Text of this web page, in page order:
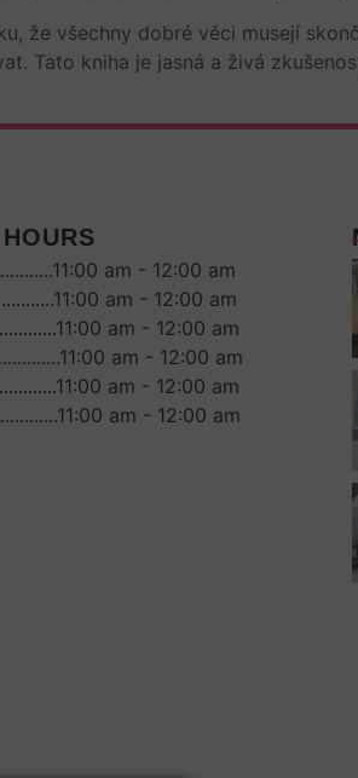
že všechny dobré věci musejí
Tato kniha je jasná a živá
am - 12:00 am
am - 12:00 am
am - 12:00 am
am - 12:00 am
am - 12:00 am
am - 12:00 am